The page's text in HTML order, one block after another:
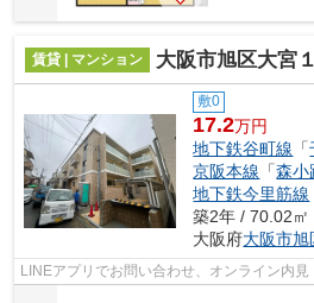
賃貸 | マンション 大阪市旭区大宮１
敷0
17.2万円
地下鉄谷町線 「
京阪本線 「森小
地下鉄今里筋線
築2年 / 70.02㎡
大阪府大阪市旭
LINEアプリでお問い合わせ、オンライン内見